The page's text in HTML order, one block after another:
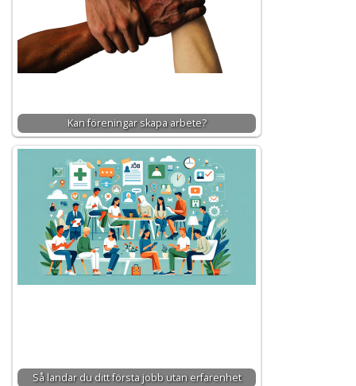
Kan föreningar skapa arbete?
Så landar du ditt första jobb utan erfarenhet